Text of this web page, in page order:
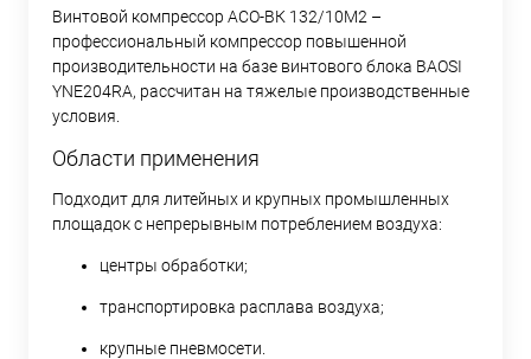
Винтовой компрессор АСО-ВК 132/10М2 –
профессиональный компрессор повышенной
производительности на базе винтового блока BAOSI
YNE204RA, рассчитан на тяжелые производственные
условия.
Области применения
Подходит для литейных и крупных промышленных
площадок с непрерывным потреблением воздуха:
центры обработки;
транспортировка расплава воздуха;
крупные пневмосети.